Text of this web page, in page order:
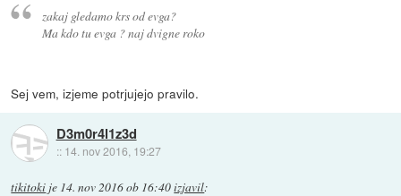
zakaj gledamo krs od evga?
Ma kdo tu evga ? naj dvigne roko
Sej vem, izjeme potrjujejo pravilo.
D3m0r4l1z3d
:: 14. nov 2016, 19:27
tikitoki je 14. nov 2016 ob 16:40izjavil: